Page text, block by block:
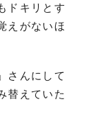
ドキリとす
えがないほ
さんにして
替えていた